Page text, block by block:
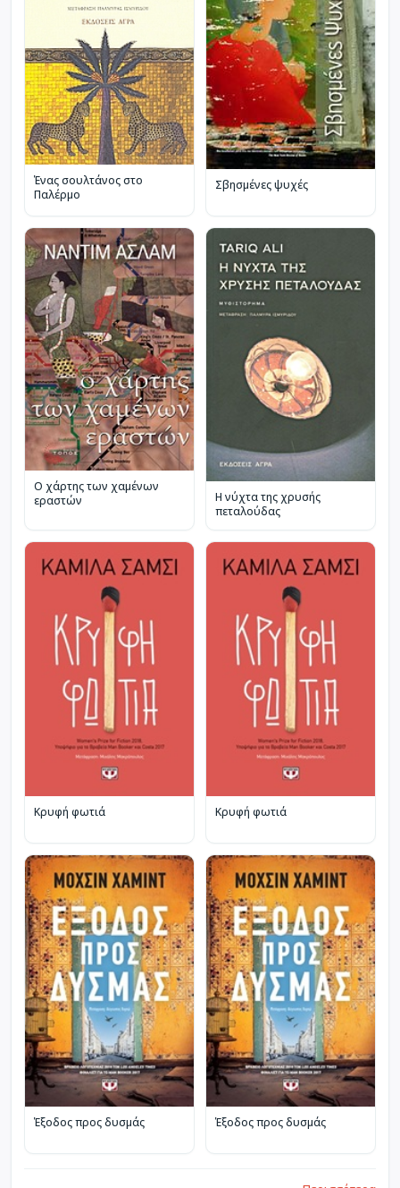
Ένας σουλτάνος στο
Παλέρμο
Σβησμένες ψυχές
Ο χάρτης των χαμένων
εραστών
Η νύχτα της χρυσής
πεταλούδας
Κρυφή φωτιά Κρυφή φωτιά
Έξοδος προς δυσμάς Έξοδος προς δυσμάς